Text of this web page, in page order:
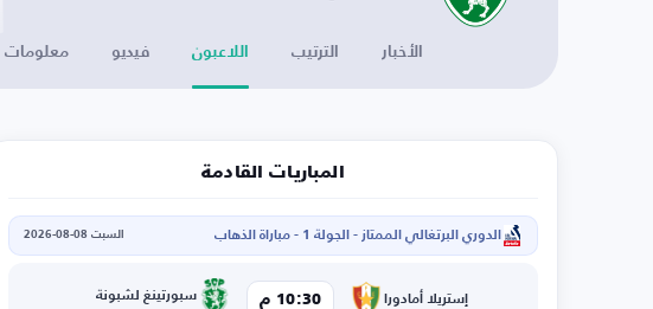
الأخبار الترتيب اللاعبون فيديو معلومات
المباريات القادمة
الدوري البرتغالي الممتاز - الجولة 1 - مباراة الذهاب السبت 08-08-2026
إستريلا أمادورا 10:30 م سبورتينغ لشبونة